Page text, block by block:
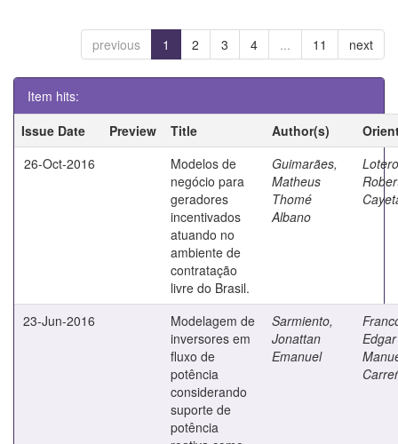
previous 1 2 3 4 ... 11 next
Item hits:
Issue Date
Preview Title Author(s)
26-Oct-2016
Modelos de
negócio para
geradores
incentivados
atuando no
ambiente de
contratação
livre do Brasil.
Guimarães,
Matheus
Thomé
Albano
23-Jun-2016
Modelagem de
inversores em
fluxo de
potência
considerando
suporte de
potência
Sarmiento,
Jonattan
Emanuel
Edgar